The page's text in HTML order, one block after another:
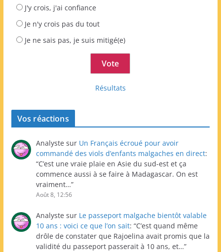
J'y crois, j'ai confiance
Je n'y crois pas du tout
Je ne sais pas, je suis mitigé(e)
Résultats
Vos réactions
Analyste sur Un Français écroué pour avoir
commandé des viols d’enfants malgaches en direct:
“C’est une vraie plaie en Asie du sud-est et ça
commence aussi à se faire à Madagascar. On est
vraiment…”
Août 8, 12:56
Analyste sur Le passeport malgache bientôt valable
10 ans : voici ce que l’on sait: “C’est quand même
drôle de constater que Rajoelina avait promis que la
validité du passeport passerait à 10 ans, et…”